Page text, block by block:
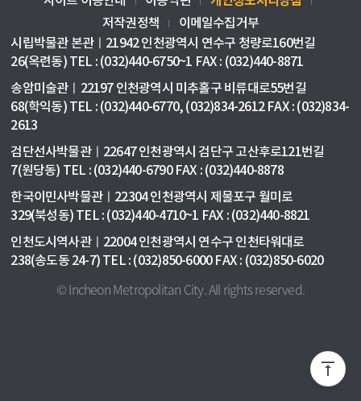
저작권정책
이메일수집거부
시립박물관 본관ㅣ21942 인천광역시 연수구 청량로160번길
26(옥련동) TEL : (032)440-6750~1 FAX : (032)440-8871
송암미술관ㅣ22197 인천광역시 미추홀구 비류대로55번길
68(학익동) TEL : (032)440-6770, (032)834-2612 FAX : (032)834-
2613
검단선사박물관ㅣ22647 인천광역시 검단구 고산후로121번길
7(원당동) TEL : (032)440-6790 FAX : (032)440-8878
한국이민사박물관ㅣ22304 인천광역시 제물포구 월미로
329(북성동) TEL : (032)440-4710~1 FAX : (032)440-8821
인천도시역사관ㅣ22004 인천광역시 연수구 인천타워대로
238(송도동 24-7) TEL : (032)850-6000 FAX : (032)850-6020
© Incheon Metropolitan City. All rights reserved.